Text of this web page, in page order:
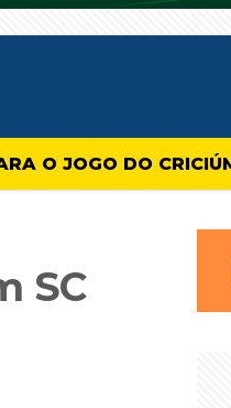
O JOGO DO
SC